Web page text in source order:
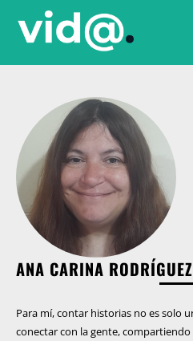
ANA CARINA RODRÍGUEZ
Para mí, contar historias no es solo
conectar con la gente,